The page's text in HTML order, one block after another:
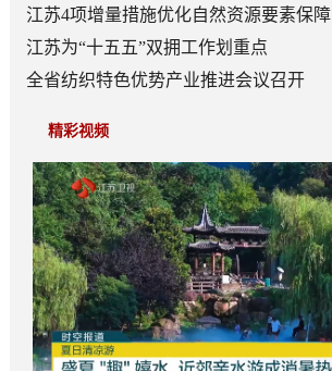
型能源体系建设
江苏4项增量措施优化自然资源要素保障
江苏为“十五五”双拥工作划重点
全省纺织特色优势产业推进会议召开
精彩视频